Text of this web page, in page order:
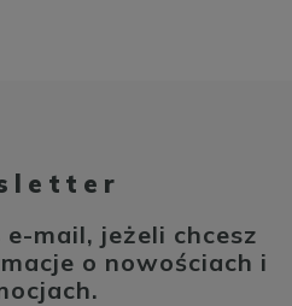
mail, jeżeli chcesz
o nowościach i